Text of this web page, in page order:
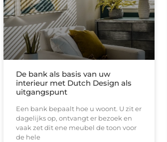
De bank als basis van uw
interieur met Dutch Design als
uitgangspunt
Een bank bepaalt hoe u woont. U zit er
dagelijks op, ontvangt er bezoek en
vaak zet dit ene meubel de toon voor
de hele